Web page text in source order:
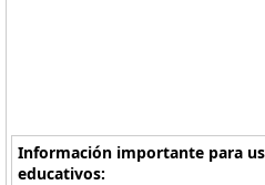
Información importante para
educativos: